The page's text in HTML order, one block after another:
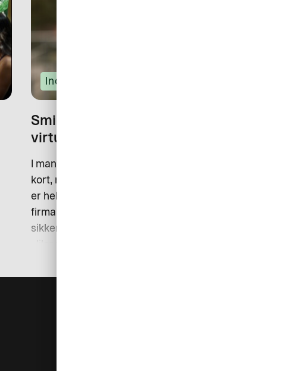
Indkøb
Smidige og sikre onlinekøb med
virtuelle kort
I mange virksomheder anvender de ansatte private
kort, når de køber ind til virksomheden på nettet. Det
er heller ikke usædvanligt, at de deler det samme
firma kreditkort. – Et virtuelt kort er både mere
sikkert og nemmere at administrere, siger Patrik